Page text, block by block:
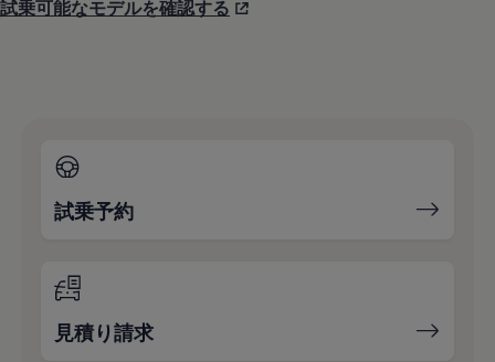
試乗可能なモデルを確認する
試乗予約
見積り請求